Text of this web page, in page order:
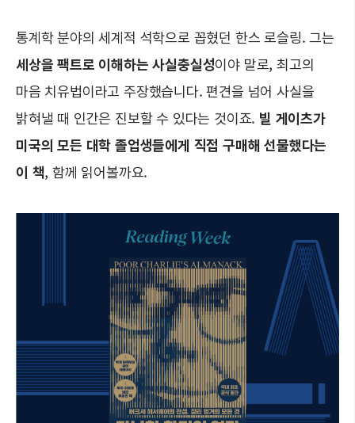
통계학 분야의 세계적 석학으로 꼽혔던 한스 로슬링. 그는
세상을 팩트로 이해하는 사실충실성이야 말로, 최고의
마음 치유법이라고 주장했습니다. 편견을 넘어 사실을
밝혀낼 때 인간은 진보할 수 있다는 것이죠. 빌 게이츠가
미국의 모든 대학 졸업생들에게 직접 구매해 선물했다는
이 책, 함께 읽어볼까요.